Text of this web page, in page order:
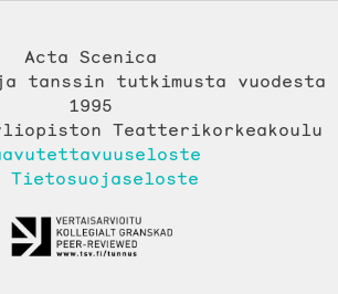
Acta Scenica
tanssin tutkimusta vuodesta
1995
Teatterikorkeakoulu
Tietosuojaseloste